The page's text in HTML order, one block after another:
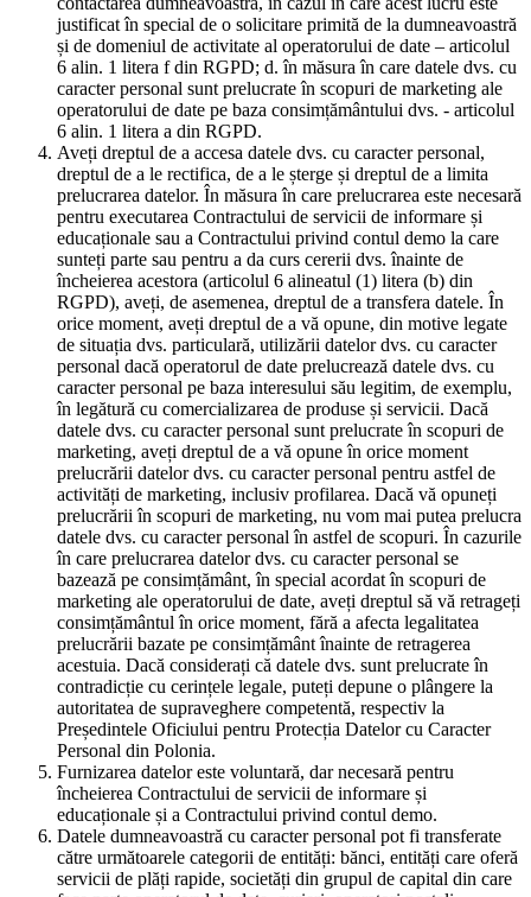
justificat în special de o solicitare primită de la dumneavoastră
și de domeniul de activitate al operatorului de date – articolul
6 alin. 1 litera f din RGPD; d. în măsura în care datele dvs. cu
caracter personal sunt prelucrate în scopuri de marketing ale
operatorului de date pe baza consimțământului dvs. - articolul
6 alin. 1 litera a din RGPD.
Aveți dreptul de a accesa datele dvs. cu caracter personal,
dreptul de a le rectifica, de a le șterge și dreptul de a limita
prelucrarea datelor. În măsura în care prelucrarea este necesară
pentru executarea Contractului de servicii de informare și
educaționale sau a Contractului privind contul demo la care
sunteți parte sau pentru a da curs cererii dvs. înainte de
încheierea acestora (articolul 6 alineatul (1) litera (b) din
RGPD), aveți, de asemenea, dreptul de a transfera datele. În
orice moment, aveți dreptul de a vă opune, din motive legate
de situația dvs. particulară, utilizării datelor dvs. cu caracter
personal dacă operatorul de date prelucrează datele dvs. cu
caracter personal pe baza interesului său legitim, de exemplu,
în legătură cu comercializarea de produse și servicii. Dacă
datele dvs. cu caracter personal sunt prelucrate în scopuri de
marketing, aveți dreptul de a vă opune în orice moment
prelucrării datelor dvs. cu caracter personal pentru astfel de
activități de marketing, inclusiv profilarea. Dacă vă opuneți
prelucrării în scopuri de marketing, nu vom mai putea prelucra
datele dvs. cu caracter personal în astfel de scopuri. În cazurile
în care prelucrarea datelor dvs. cu caracter personal se
bazează pe consimțământ, în special acordat în scopuri de
marketing ale operatorului de date, aveți dreptul să vă retrageți
consimțământul în orice moment, fără a afecta legalitatea
prelucrării bazate pe consimțământ înainte de retragerea
acestuia. Dacă considerați că datele dvs. sunt prelucrate în
contradicție cu cerințele legale, puteți depune o plângere la
autoritatea de supraveghere competentă, respectiv la
Președintele Oficiului pentru Protecția Datelor cu Caracter
Personal din Polonia.
Furnizarea datelor este voluntară, dar necesară pentru
încheierea Contractului de servicii de informare și
educaționale și a Contractului privind contul demo.
Datele dumneavoastră cu caracter personal pot fi transferate
către următoarele categorii de entități: bănci, entități care oferă
servicii de plăți rapide, societăți din grupul de capital din care